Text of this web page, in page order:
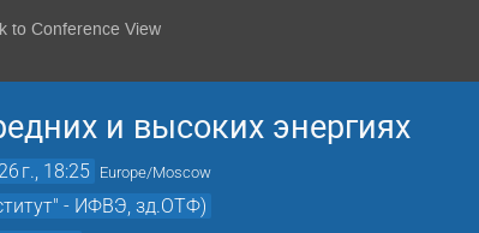
to Conference View
и высоких энергиях
г., 18:25 Europe/Moscow
- ИФВЭ, зд.ОТФ)